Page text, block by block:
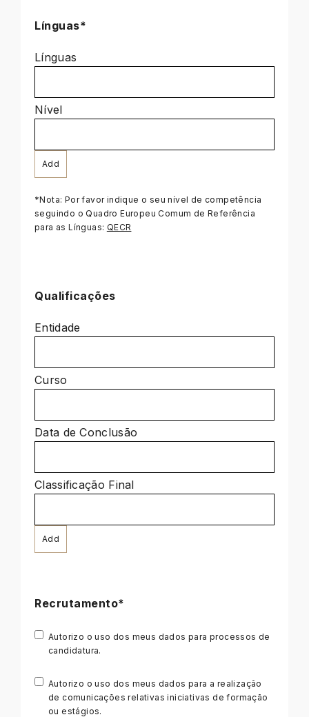
Línguas*
Línguas
Add
*Nota: Por favor indique o seu nível de competência
seguindo o Quadro Europeu Comum de Referência
para as Línguas: QECR
Qualificações
Qualificações
Add
Recrutamento*
Consent
Autorizo o uso dos meus dados para processos de
candidatura.
Consent
Autorizo o uso dos meus dados para a realização
de comunicações relativas iniciativas de formação
ou estágios.